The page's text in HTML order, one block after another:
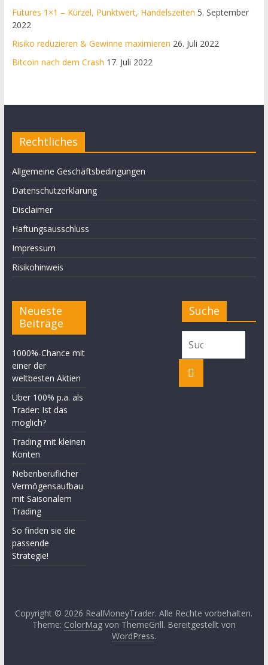
Futures 1×1 – Kürzel, Punktwert, Handelszeiten 5. September
2022
Risiko reduzieren & Gewinne maximieren 26. Juli 2022
Bitcoin nach dem Crash 17. Juli 2022
Rechtliches
Allgemeine Geschäftsbedingungen
Datenschutzerklärung
Disclaimer
Haftungsausschluss
Impressum
Risikohinweis
Neueste
Beiträge
1000%-Chance mit
einer der
weltbesten Aktien
Über 100% p.a. als
Trader: Ist das
möglich?
Trading mit kleinen
Konten
Nebenberuflicher
Vermögensaufbau
mit Saisonalem
Trading
So finden sie die
passende
Strategie!
Suche
Copyright © 2026 RealMoneyTrader. Alle Rechte vorbehalten.
Theme: ColorMagvon ThemeGrill. Bereitgestellt von
WordPress.